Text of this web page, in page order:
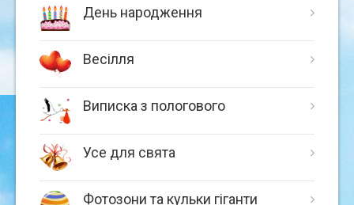
День народження
Весілля
Виписка з пологового
Усе для свята
Фотозони та кульки гіганти